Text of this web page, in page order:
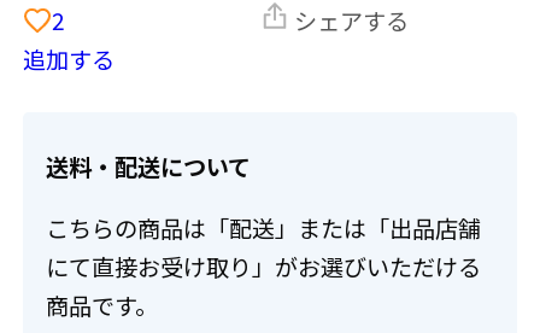
2
追加する
シェアする
送料・配送について
こちらの商品は「配送」または「出品店舗
にて直接お受け取り」がお選びいただける
商品です。